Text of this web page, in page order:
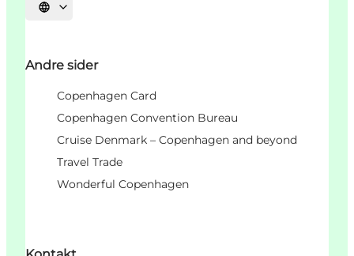
Select language
Andre sider
Copenhagen Card
Copenhagen Convention Bureau
Cruise Denmark – Copenhagen and beyond
Travel Trade
Wonderful Copenhagen